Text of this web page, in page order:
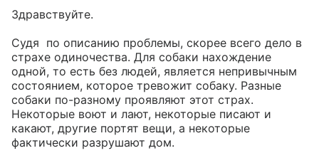
Здравствуйте.
Судя  по описанию проблемы, скорее всего дело в
страхе одиночества. Для собаки нахождение
одной, то есть без людей, является непривычным
состоянием, которое тревожит собаку. Разные
собаки по-разному проявляют этот страх.
Некоторые воют и лают, некоторые писают и
какают, другие портят вещи, а некоторые
фактически разрушают дом.